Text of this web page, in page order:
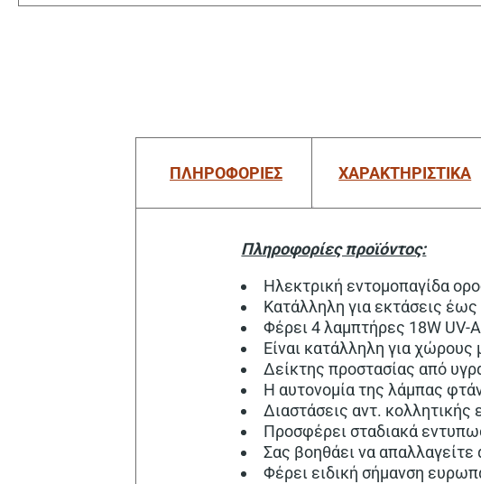
ΠΛΗΡΟΦΟΡΙΕΣ ΧΑΡΑΚΤΗΡΙΣΤΙΚΑ
Πληροφορίες προϊόντος:
Ηλεκτρική εντομοπαγίδα
Κατάλληλη για εκτάσεις
Φέρει 4 λαμπτήρες 18W UV-
Είναι κατάλληλη για
Δείκτης προστασίας από
Η αυτονομία της λάμπας
Διαστάσεις αντ.
Προσφέρει σταδιακά
Σας βοηθάει να
Φέρει ειδική σήμανση